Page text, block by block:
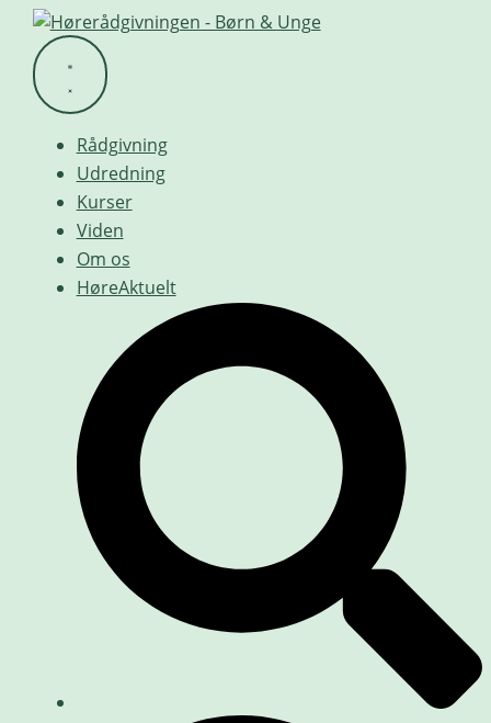
Videre
indhold
Rådgivning
Udredning
Kurser
Viden
Om os
HøreAktuelt